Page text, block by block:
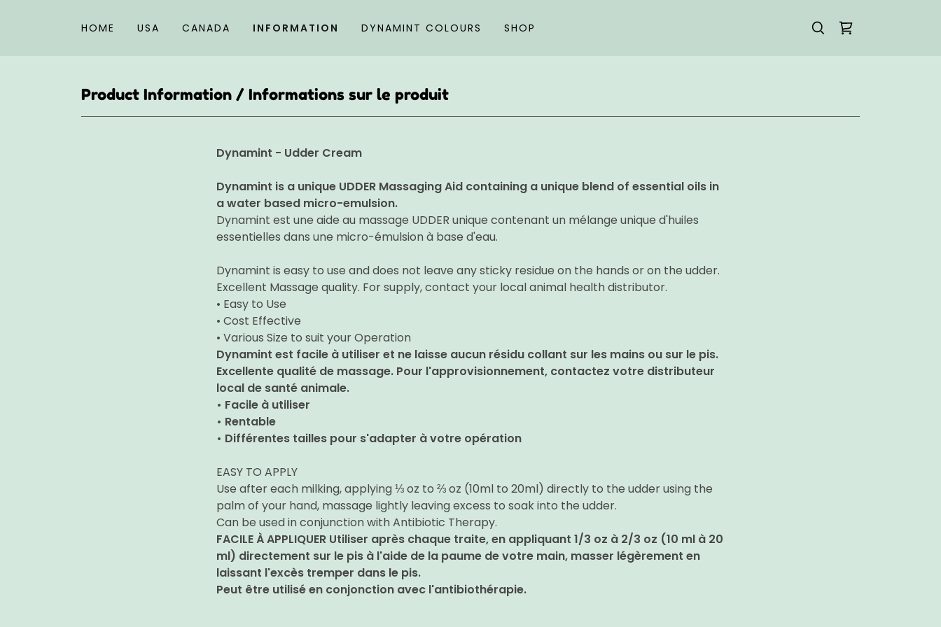
HOME USA CANADA INFORMATION DYNAMINT COLOURS SHOP
Product Information / Informations sur le produit
Dynamint - Udder Cream
Dynamint is a unique UDDER Massaging Aid containing a unique blend of essential oils in
a water based micro-emulsion.
Dynamint est une aide au massage UDDER unique contenant un mélange unique d'huiles
essentielles dans une micro-émulsion à base d'eau.
Dynamint is easy to use and does not leave any sticky residue on the hands or on the udder.
Excellent Massage quality. For supply, contact your local animal health distributor.
• Easy to Use
• Cost Effective
• Various Size to suit your Operation
Dynamint est facile à utiliser et ne laisse aucun résidu collant sur les mains ou sur le pis.
Excellente qualité de massage. Pour l'approvisionnement, contactez votre distributeur
local de santé animale.
• Facile à utiliser
• Rentable
• Différentes tailles pour s'adapter à votre opération
EASY TO APPLY
Use after each milking, applying ⅓ oz to ⅔ oz (10ml to 20ml) directly to the udder using the
palm of your hand, massage lightly leaving excess to soak into the udder.
Can be used in conjunction with Antibiotic Therapy.
FACILE À APPLIQUER Utiliser après chaque traite, en appliquant 1/3 oz à 2/3 oz (10 ml à 20
ml) directement sur le pis à l'aide de la paume de votre main, masser légèrement en
laissant l'excès tremper dans le pis.
Peut être utilisé en conjonction avec l'antibiothérapie.